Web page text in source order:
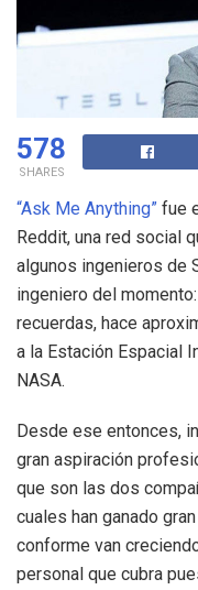
578
SHARES
“Ask Me Anything” fue
Reddit, una red social
algunos ingenieros de
ingeniero del
recuerdas, hace
a la Estación Espacial
NASA.
Desde ese entonces,
gran aspiración
que son las dos
cuales han ganado
conforme van
personal que cubra